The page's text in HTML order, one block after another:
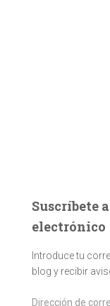
Suscríbete
electrónico
Introduce tu
blog y recibir
Dirección